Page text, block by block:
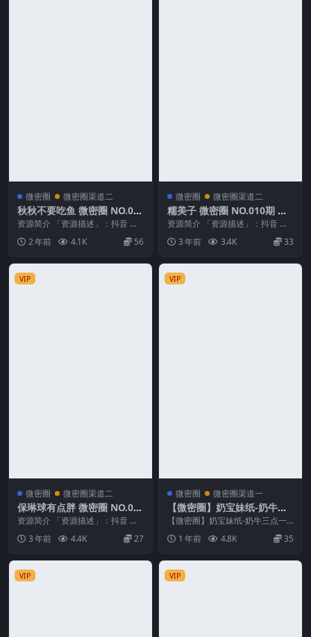
微密圈 微密圈渠道二
秋秋不要吃鱼 微密圈 NO.01
1期 最新至：2024.2.29
资源简介 「资源描述」：抖音 秋
秋不要吃鱼 微密圈 NO.011期 【9
0P7V...
2 年前 4.1K 56
微密圈 微密圈渠道二
糯美子 微密圈 NO.010期 最
新至：2023.10.28
资源简介 「资源描述」：抖音 糯
美子 微密圈 NO.010期 【20P】最
新至：...
3 年前 3.4K 33
VIP
微密圈 微密圈渠道二
保琳球有点胖 微密圈 NO.00
9期
资源简介 「资源描述」：抖音 保
琳球有点胖 微密圈 NO.009期 【1
7P】 ...
3 年前 4.4K 27
VIP
微密圈 微密圈渠道一
【微密圈】奶宝妹纸-奶牛三
点一根线
【微密圈】奶宝妹纸-奶牛三点一
根线 资源简介 「资源名称」：
【微密圈】奶宝妹纸-...
1 年前 4.8K 35
VIP VIP